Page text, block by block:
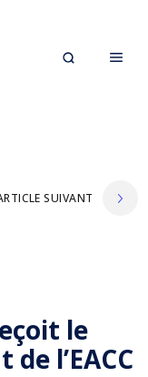
SUIVANT
le
l’EACC